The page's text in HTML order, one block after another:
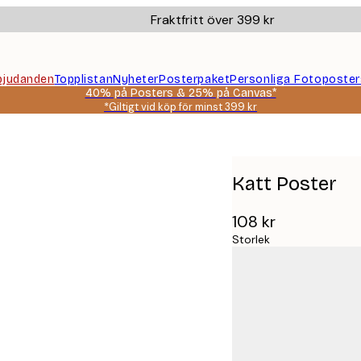
Fraktfritt över 399 kr
TopplistanNyheterPosterpaketPersonliga
40% på Posters & 25% på Canvas*
*Giltigt vid köp för minst 399 kr
Katt Poster
108 kr
Storlek